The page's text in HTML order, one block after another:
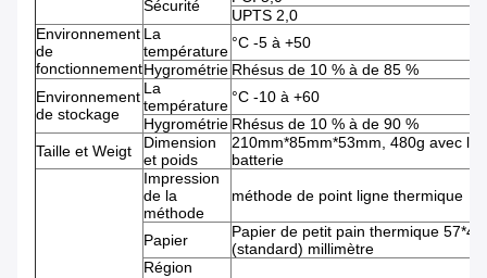
Sécurité
UPTS 2,0
Environnement
de
fonctionnement
La
température °C -5 à +50
Hygrométrie Rhésus de 10 % à de 85 %
Environnement
de stockage
La
température °C -10 à +60
Hygrométrie Rhésus de 10 % à de 90 %
Taille et Weigt
Dimension
et poids
210mm*85mm*53mm, 480g avec la
batterie
Impression
de la
méthode
méthode de point ligne thermique
Papier
Papier de petit pain thermique 57*40
(standard) millimètre
Région